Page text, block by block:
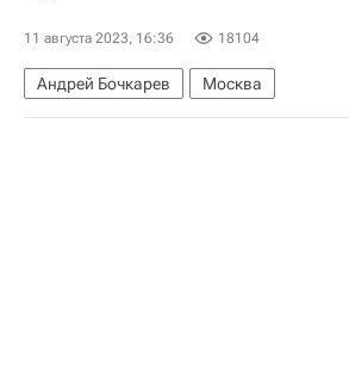
11 августа 2023, 16:36 18104
Андрей Бочкарев
Москва
Московская область (Подмосковье)